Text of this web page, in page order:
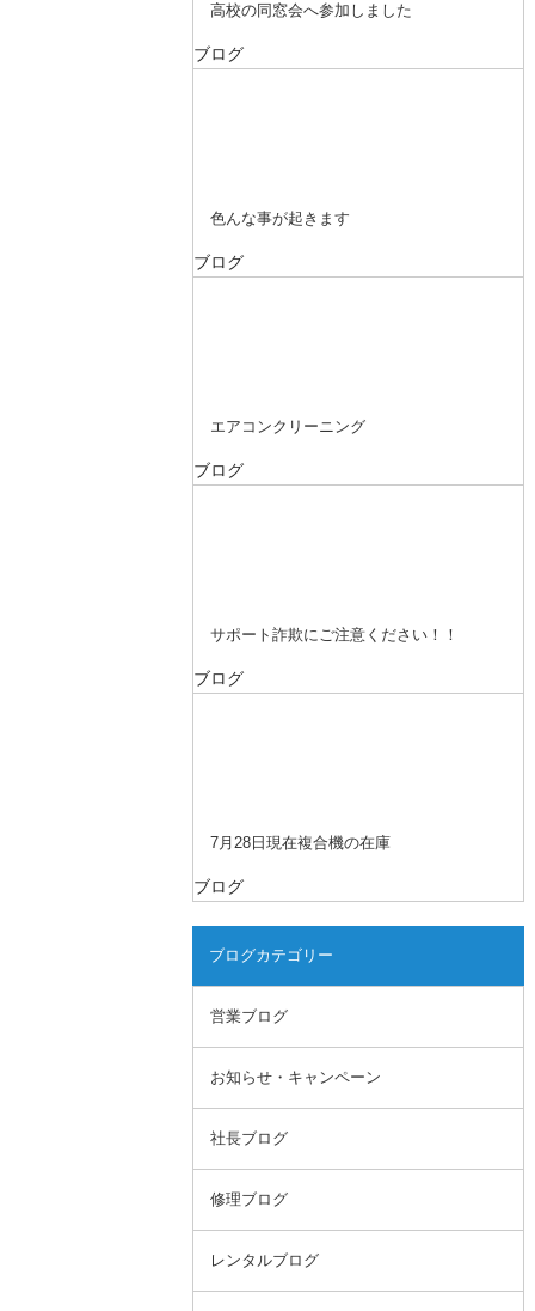
高校の同窓会へ参加しました
ブログ
色んな事が起きます
ブログ
エアコンクリーニング
ブログ
サポート詐欺にご注意ください！！
ブログ
7月28日現在複合機の在庫
ブログ
ブログカテゴリー
営業ブログ
お知らせ・キャンペーン
社長ブログ
修理ブログ
レンタルブログ